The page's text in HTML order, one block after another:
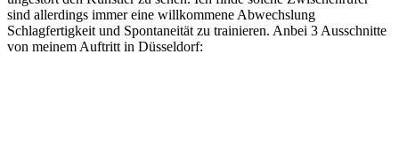
sind allerdings immer eine willkommene Abwechslung
Schlagfertigkeit und Spontaneität zu trainieren. Anbei 3 Ausschnitte
von meinem Auftritt in Düsseldorf: